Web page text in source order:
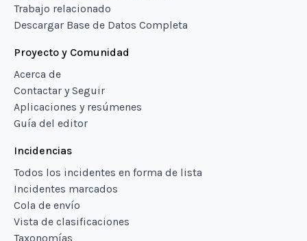
Trabajo relacionado
Descargar Base de Datos Completa
Proyecto y Comunidad
Acerca de
Contactar y Seguir
Aplicaciones y resúmenes
Guía del editor
Incidencias
Todos los incidentes en forma de lista
Incidentes marcados
Cola de envío
Vista de clasificaciones
Taxonomías